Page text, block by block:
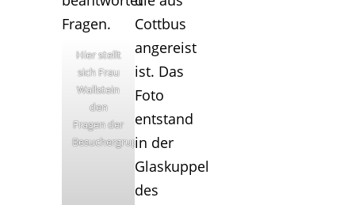
Hier stellt
sich Frau
Wallstein
den
Fragen der
Besuchergruppe